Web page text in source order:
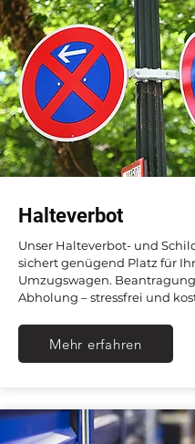
Halteverbot
Unser Halteverbot- und
sichert genügend Platz für
Umzugswagen.
Abholung – stressfrei und
Mehr erfahren